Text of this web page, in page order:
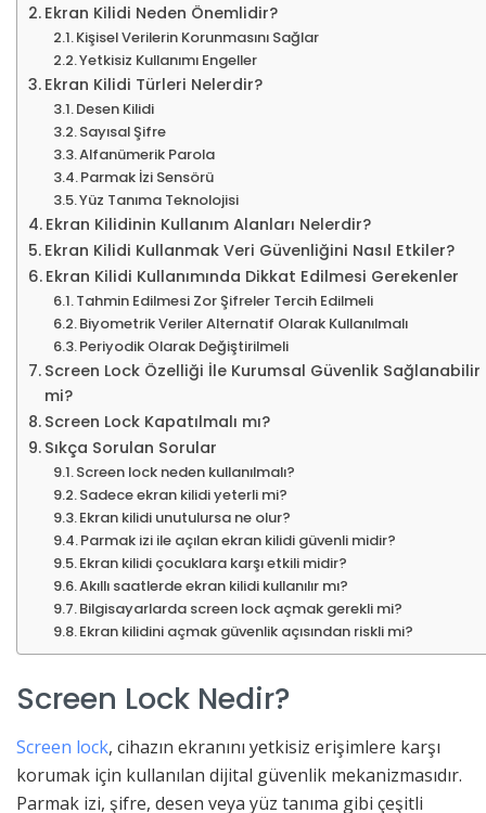
Ekran Kilidi Neden Önemlidir?
Kişisel Verilerin Korunmasını Sağlar
Yetkisiz Kullanımı Engeller
Ekran Kilidi Türleri Nelerdir?
Desen Kilidi
Sayısal Şifre
Alfanümerik Parola
Parmak İzi Sensörü
Yüz Tanıma Teknolojisi
Ekran Kilidinin Kullanım Alanları Nelerdir?
Ekran Kilidi Kullanmak Veri Güvenliğini Nasıl Etkiler?
Ekran Kilidi Kullanımında Dikkat Edilmesi Gerekenler
Tahmin Edilmesi Zor Şifreler Tercih Edilmeli
Biyometrik Veriler Alternatif Olarak Kullanılmalı
Periyodik Olarak Değiştirilmeli
Screen Lock Özelliği İle Kurumsal Güvenlik Sağlanabilir
mi?
Screen Lock Kapatılmalı mı?
Sıkça Sorulan Sorular
Screen lock neden kullanılmalı?
Sadece ekran kilidi yeterli mi?
Ekran kilidi unutulursa ne olur?
Parmak izi ile açılan ekran kilidi güvenli midir?
Ekran kilidi çocuklara karşı etkili midir?
Akıllı saatlerde ekran kilidi kullanılır mı?
Bilgisayarlarda screen lock açmak gerekli mi?
Ekran kilidini açmak güvenlik açısından riskli mi?
Screen Lock Nedir?
Screen lock, cihazın ekranını yetkisiz erişimlere karşı
korumak için kullanılan dijital güvenlik mekanizmasıdır.
Parmak izi, şifre, desen veya yüz tanıma gibi çeşitli